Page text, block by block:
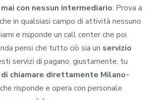
mai con nessun intermediario. Prova a
in qualsiasi campo di attività nessuno
e risponde un call center che poi
pensi che tutto ciò sia un servizio
servizi di pagano, giustamente, tu
chiamare direttamente Milano-
che risponde e opera con personale